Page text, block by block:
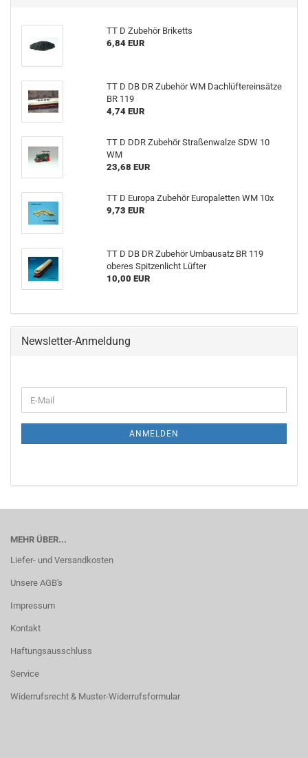
TT D Zubehör Briketts
6,84 EUR
TT D DB DR Zubehör WM Dachlüftereinsätze
BR 119
4,74 EUR
TT D DDR Zubehör Straßenwalze SDW 10
WM
23,68 EUR
TT D Europa Zubehör Europaletten WM 10x
9,73 EUR
TT D DB DR Zubehör Umbausatz BR 119
oberes Spitzenlicht Lüfter
10,00 EUR
Newsletter-Anmeldung
ZUR
E-
Mail
ANMELDEN
MEHR ÜBER...
Liefer- und Versandkosten
Unsere AGB's
Impressum
Kontakt
Haftungsausschluss
Service
Widerrufsrecht & Muster-Widerrufsformular